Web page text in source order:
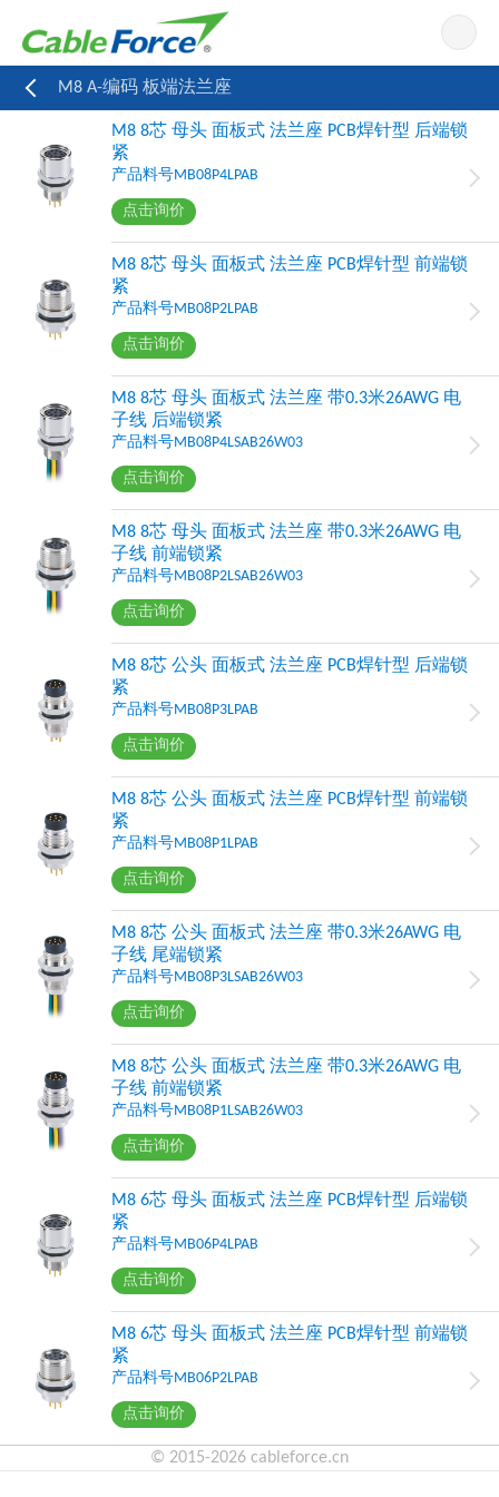
M8 A-编码 板端法兰座
M8 8芯 母头 面板式 法兰座 PCB焊针型 后端锁
紧
产品料号MB08P4LPAB
点击询价
M8 8芯 母头 面板式 法兰座 PCB焊针型 前端锁
紧
产品料号MB08P2LPAB
点击询价
M8 8芯 母头 面板式 法兰座 带0.3米26AWG 电
子线 后端锁紧
产品料号MB08P4LSAB26W03
点击询价
M8 8芯 母头 面板式 法兰座 带0.3米26AWG 电
子线 前端锁紧
产品料号MB08P2LSAB26W03
点击询价
M8 8芯 公头 面板式 法兰座 PCB焊针型 后端锁
紧
产品料号MB08P3LPAB
点击询价
M8 8芯 公头 面板式 法兰座 PCB焊针型 前端锁
紧
产品料号MB08P1LPAB
点击询价
M8 8芯 公头 面板式 法兰座 带0.3米26AWG 电
子线 尾端锁紧
产品料号MB08P3LSAB26W03
点击询价
M8 8芯 公头 面板式 法兰座 带0.3米26AWG 电
子线 前端锁紧
产品料号MB08P1LSAB26W03
点击询价
M8 6芯 母头 面板式 法兰座 PCB焊针型 后端锁
紧
产品料号MB06P4LPAB
点击询价
M8 6芯 母头 面板式 法兰座 PCB焊针型 前端锁
紧
产品料号MB06P2LPAB
点击询价
© 2015-2026 cableforce.cn